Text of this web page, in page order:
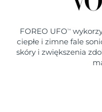
FOREO UFO TM
ciepłe i zimne fale
skóry i zwiększenia